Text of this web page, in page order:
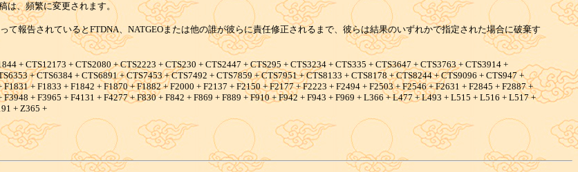
は、頻繁に変更されます。
報告されているとFTDNA、NATGEOまたは他の誰が彼らに責任修正されるまで、彼らは結果のいずれかで指定された場合に破棄す
+ CTS12173 + CTS2080 + CTS2223 + CTS230 + CTS2447 + CTS295 + CTS3234 + CTS335 + CTS3647 + CTS3763 + CTS3914 +
+ CTS6384 + CTS6891 + CTS7453 + CTS7492 + CTS7859 + CTS7951 + CTS8133 + CTS8178 + CTS8244 + CTS9096 + CTS947 +
+ F1833 + F1842 + F1870 + F1882 + F2000 + F2137 + F2150 + F2177 + F2223 + F2494 + F2503 + F2546 + F2631 + F2845 + F2887 +
+ F3965 + F4131 + F4277 + F830 + F842 + F869 + F889 + F910 + F942 + F943 + F969 + L366 + L477 + L493 + L515 + L516 + L517 +
+ Z365 +